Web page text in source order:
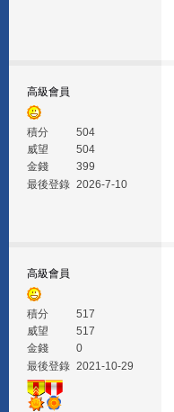
高級會員
積分
504
威望
504
金錢
399
最後登錄 2026-7-10
高級會員
積分
517
威望
517
金錢
0
最後登錄 2021-10-29